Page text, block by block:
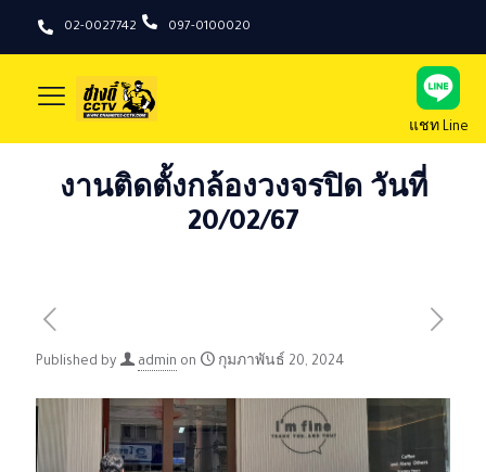
02-0027742 097-0100020
แชท Line
งานติดตั้งกล้องวงจรปิด วันที่
20/02/67
Published by admin on กุมภาพันธ์ 20, 2024